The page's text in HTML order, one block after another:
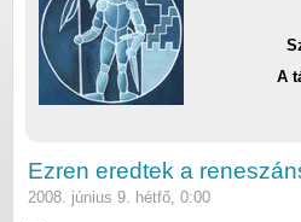
A
Ezren eredtek a
2008. június 9. hétfő, 0:00